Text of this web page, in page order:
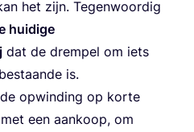
het zijn. Tegen­woor­dig
hui­di­ge
dat de drem­pel om iets
is.
opwin­ding op kor­te
een aan­koop, om